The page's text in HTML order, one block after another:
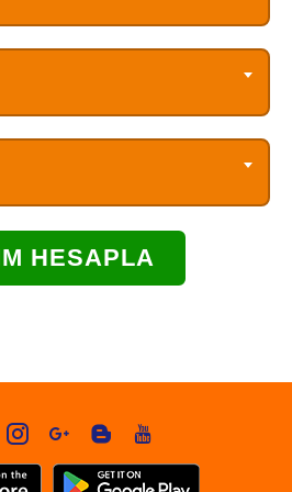
HESAPLA